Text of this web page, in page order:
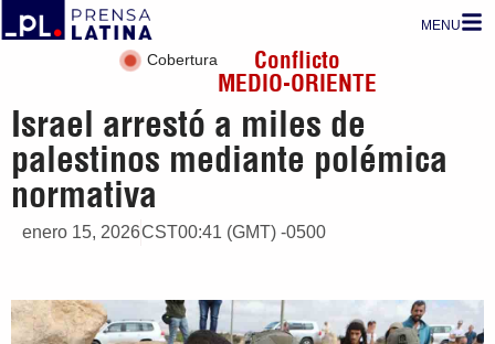
MENU
Cobertura
Conflicto
MEDIO-ORIENTE
Israel arrestó a miles de
palestinos mediante polémica
normativa
enero 15, 2026CST00:41 (GMT) -0500